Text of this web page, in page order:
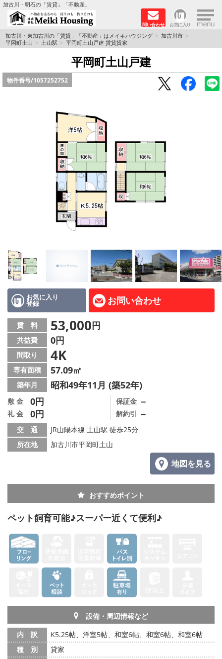
加古川・明石の「賃貸」「不動産」
問い合わせ お気に入り ×
TOPページ
☆メイキハウジングオススメ物件特集☆
都市ガス物件
ファミリー物件
ペットOK物件
保証人不要物件
◆新築物件の新設備で快適♪◆
路線·駅から探す
地域から探す
地図から探す
スタッフ紹介
Instagram
店舗情報·アクセス
会社概要
メールでお問い合わせ
加古川・東加古川の「賃貸」「不動産」はメイキハウジング
加古川市
平岡町土山
土山駅 平岡町土山戸建 賃貸貸家
平岡町土山戸建
物件番号/1057252752
お気に入り
登録 お問い合わせ
賃 料 53,000円
共益費 0円
間取り 4K
専有面積 57.09㎡
築年月 昭和49年11月 (築52年)
敷 金 0円
礼 金 0円
保証金 －
解約引 －
交 通
JR山陽本線 土山駅 徒歩25分
所在地
加古川市平岡町土山
地図を見る
おすすめポイント
ペット飼育可能♪スーパー近くて便利♪
設備・周辺情報など
内 訳
K5.25帖、洋室5帖、和室6帖、和室6帖、和室6帖
種 別
貸家